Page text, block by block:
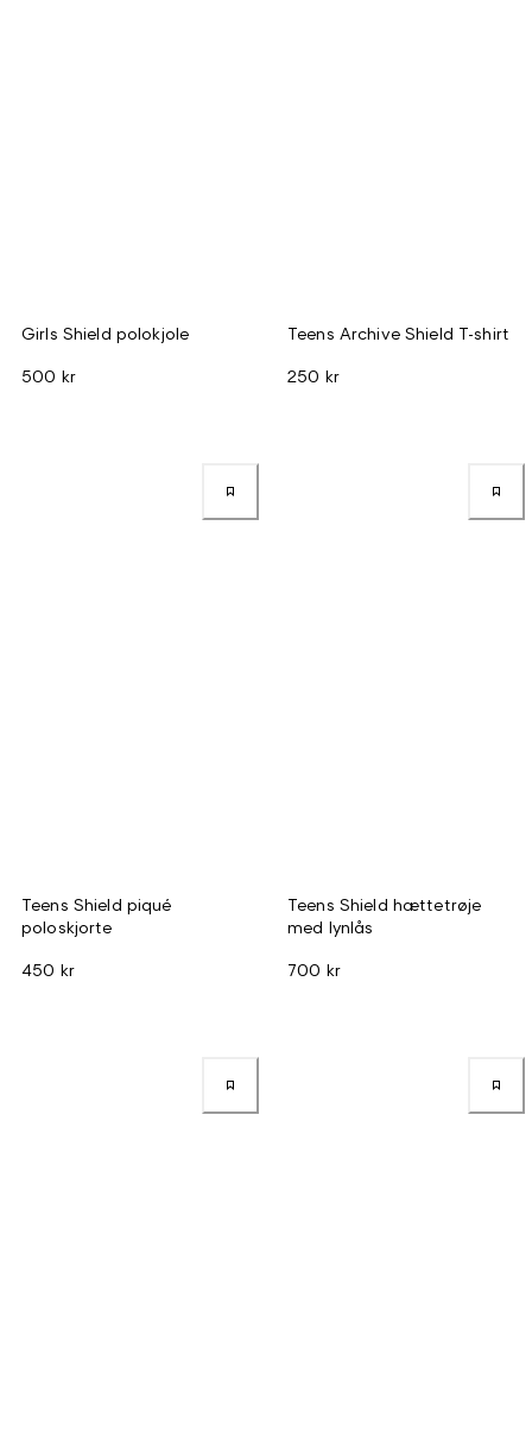
Girls Shield polokjole
500 kr
Teens Archive Shield T-shirt
250 kr
Teens Shield piqué
poloskjorte
450 kr
Teens Shield hættetrøje
med lynlås
700 kr